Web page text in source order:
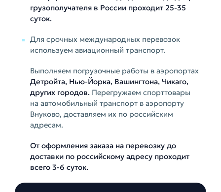
грузополучателя в России проходит 25-35
суток.
Для срочных международных перевозок
используем авиационный транспорт.
Выполняем погрузочные работы в аэропортах
Детройта, Нью-Йорка, Вашингтона, Чикаго,
других городов. Перегружаем спорттовары
на автомобильный транспорт в аэропорту
Внуково, доставляем их по российским
адресам.
От оформления заказа на перевозку до
доставки по российскому адресу проходит
всего 3-6 суток.